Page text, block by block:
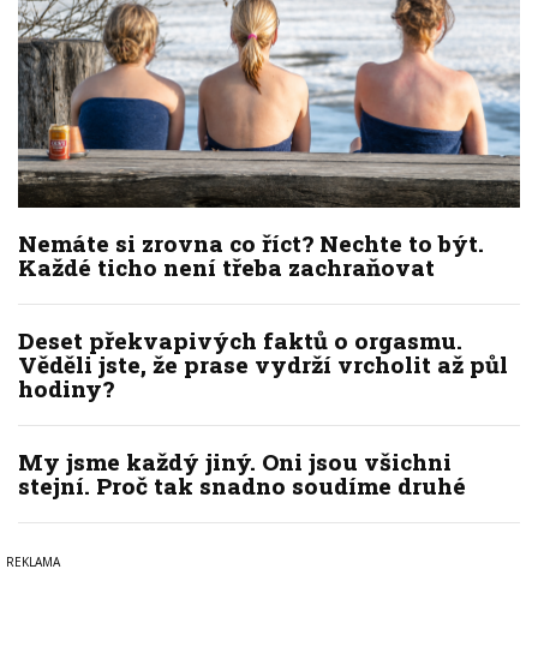
Nemáte si zrovna co říct? Nechte to být.
Každé ticho není třeba zachraňovat
Deset překvapivých faktů o orgasmu.
Věděli jste, že prase vydrží vrcholit až půl
hodiny?
My jsme každý jiný. Oni jsou všichni
stejní. Proč tak snadno soudíme druhé